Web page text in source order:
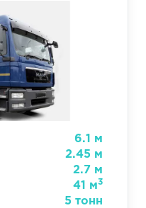
6.1 м
2.45 м
2.7 м
41 м3
5 тонн